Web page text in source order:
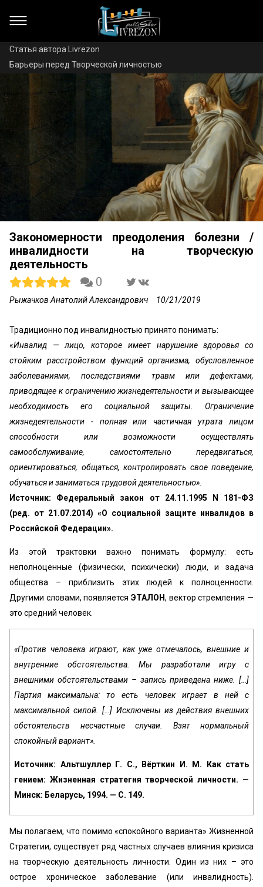
Статья автора Livrezon
Барьеры перед Творческой личностью
Закономерности преодоления болезни /
инвалидности на творческую
деятельность
0
Рыжачков Анатолий Александрович 10/21/2019
Традиционно под инвалидностью принято понимать:
«Инвалид — лицо, которое имеет нарушение здоровья со
стойким расстройством функций организма, обусловленное
заболеваниями, последствиями травм или дефектами,
приводящее к ограничению жизнедеятельности и вызывающее
необходимость его социальной защиты. Ограничение
жизнедеятельности - полная или частичная утрата лицом
способности или возможности осуществлять
самообслуживание, самостоятельно передвигаться,
ориентироваться, общаться, контролировать свое поведение,
обучаться и заниматься трудовой деятельностью».
Источник: Федеральный закон от 24.11.1995 N 181-ФЗ
(ред. от 21.07.2014) «О социальной защите инвалидов в
Российской Федерации».
Из этой трактовки важно понимать формулу: есть
неполноценные (физически, психически) люди, и задача
общества – приблизить этих людей к полноценности.
Другими словами, появляется ЭТАЛОН, вектор стремления —
это средний человек.
«Против человека играют, как уже отмечалось, внешние и
внутренние обстоятельства. Мы разработали игру с
внешними обстоятельствами – запись приведена ниже. […]
Партия максимальна: то есть человек играет в ней с
максимальной силой. […] Исключены из действия внешних
обстоятельств несчастные случаи. Взят нормальный
спокойный вариант».
Источник: Альтшуллер Г. С., Вёрткин И. М. Как стать
гением: Жизненная стратегия творческой личности. —
Минск: Беларусь, 1994. — С. 149.
Мы полагаем, что помимо «спокойного варианта» Жизненной
Стратегии, существует ряд частных случаев влияния кризиса
на творческую деятельность личности. Один из них – это
острое хроническое заболевание (или инвалидность).